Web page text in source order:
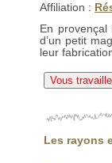
Affiliation :
En
d’un petit
leur
Vous
Les rayons